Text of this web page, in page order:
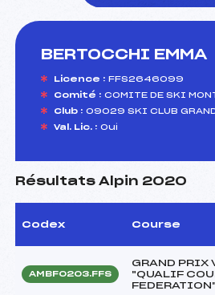
BERTOCCHI EMMA
Licence : FFS2646099
Comité : COMITE DE SKI
Club : 09029 SKI CLUB GRAND
Val. Lic. : Oui
Résultats Alpin 2020
Codex Course
AMBF0203.FFS
GRAND PRIX
"QUALIF
FEDERATION"